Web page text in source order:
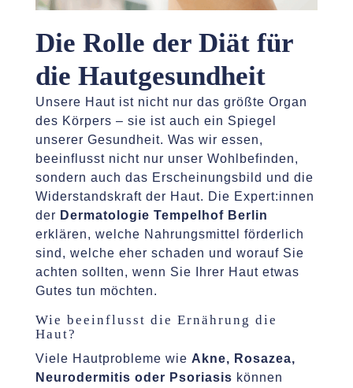
Die Rolle der Diät für
die Hautgesundheit
Unsere Haut ist nicht nur das größte Organ
des Körpers – sie ist auch ein Spiegel
unserer Gesundheit. Was wir essen,
beeinflusst nicht nur unser Wohlbefinden,
sondern auch das Erscheinungsbild und die
Widerstandskraft der Haut. Die Expert:innen
der Dermatologie Tempelhof Berlin
erklären, welche Nahrungsmittel förderlich
sind, welche eher schaden und worauf Sie
achten sollten, wenn Sie Ihrer Haut etwas
Gutes tun möchten.
Wie beeinflusst die Ernährung die
Haut?
Viele Hautprobleme wie Akne, Rosazea,
Neurodermitis oder Psoriasis können